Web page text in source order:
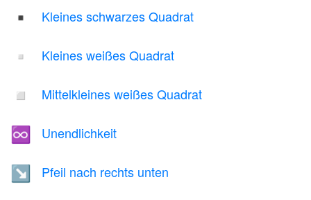
▪️ Kleines schwarzes Quadrat
▫️ Kleines weißes Quadrat
◽ Mittelkleines weißes Quadrat
♾️ Unendlichkeit
↘️ Pfeil nach rechts unten